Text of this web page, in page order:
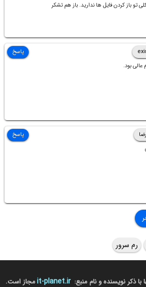
تو باز کردن فایل ها ندارید. باز هم تشکر
عالی بود.
پاسخ
رضا
پاسخ
رم سرور
با ذکر نویسنده و نام منبع: it-planet.irمجاز است.